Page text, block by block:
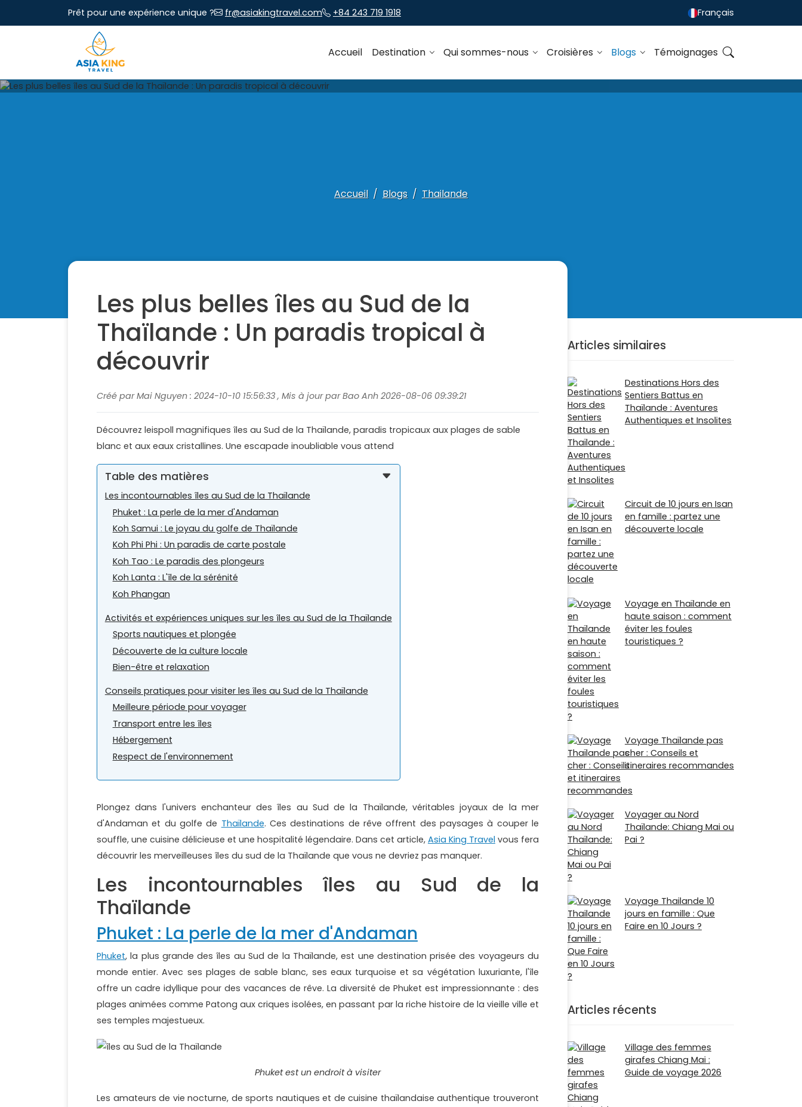
Prêt pour une expérience unique ? fr@asiakingtravel.com +84 243 719 1918 Français
Accueil Destination Qui sommes-nous Croisières Blogs Témoignages
Accueil Blogs Thailande
Les plus belles îles au Sud de la
Thaïlande : Un paradis tropical à
découvrir
Créé par Mai Nguyen : 2024-10-10 15:56:33 , Mis à jour par Bao Anh 2026-08-06 09:39:21
Découvrez leispoll magnifiques îles au Sud de la Thaïlande, paradis tropicaux aux plages de sable
blanc et aux eaux cristallines. Une escapade inoubliable vous attend
Table des matières
Les incontournables îles au Sud de la Thaïlande
Phuket : La perle de la mer d'Andaman
Koh Samui : Le joyau du golfe de Thaïlande
Koh Phi Phi : Un paradis de carte postale
Koh Tao : Le paradis des plongeurs
Koh Lanta : L'île de la sérénité
Koh Phangan
Activités et expériences uniques sur les îles au Sud de la Thaïlande
Sports nautiques et plongée
Découverte de la culture locale
Bien-être et relaxation
Conseils pratiques pour visiter les îles au Sud de la Thaïlande
Meilleure période pour voyager
Transport entre les îles
Hébergement
Respect de l'environnement
Plongez dans l'univers enchanteur des îles au Sud de la Thaïlande, véritables joyaux de la mer
d'Andaman et du golfe de Thaïlande. Ces destinations de rêve offrent des paysages à couper le
souffle, une cuisine délicieuse et une hospitalité légendaire. Dans cet article, Asia King Travel vous fera
découvrir les merveilleuses îles du sud de la Thaïlande que vous ne devriez pas manquer.
Les incontournables îles au Sud de la
Thaïlande
Phuket : La perle de la mer d'Andaman
Phuket, la plus grande des îles au Sud de la Thaïlande, est une destination prisée des voyageurs du
monde entier. Avec ses plages de sable blanc, ses eaux turquoise et sa végétation luxuriante, l'île
offre un cadre idyllique pour des vacances de rêve. La diversité de Phuket est impressionnante : des
plages animées comme Patong aux criques isolées, en passant par la riche histoire de la vieille ville et
ses temples majestueux.
Phuket est un endroit à visiter
Les amateurs de vie nocturne, de sports nautiques et de cuisine thaïlandaise authentique trouveront
Articles similaires
Destinations Hors des
Sentiers Battus en
Thaïlande : Aventures
Authentiques et Insolites
Circuit de 10 jours en Isan
en famille : partez une
découverte locale
Voyage en Thaïlande en
haute saison : comment
éviter les foules
touristiques ?
Voyage Thaïlande pas
cher : Conseils et
itineraires recommandes
Voyager au Nord
Thaïlande: Chiang Mai ou
Pai ?
Voyage Thailande 10
jours en famille : Que
Faire en 10 Jours ?
Articles récents
Village des femmes
girafes Chiang Mai :
Guide de voyage 2026